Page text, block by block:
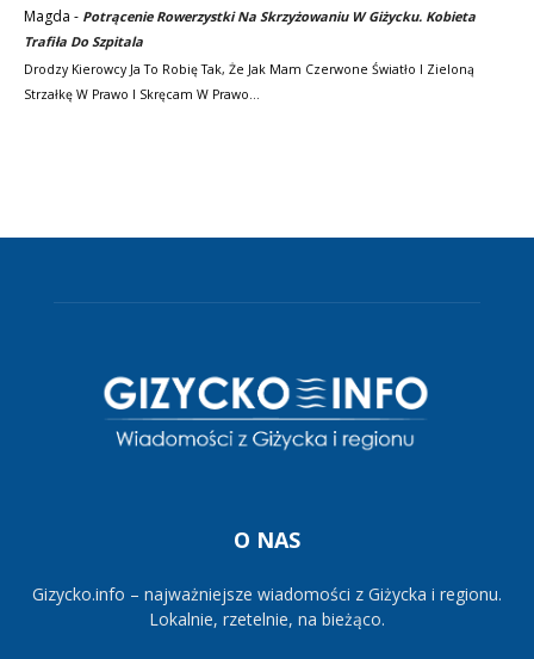
Magda - Potrącenie Rowerzystki Na Skrzyżowaniu W Giżycku. Kobieta
Trafiła Do Szpitala
Drodzy Kierowcy Ja To Robię Tak, Że Jak Mam Czerwone Światło I Zieloną
Strzałkę W Prawo I Skręcam W Prawo…
O NAS
Gizycko.info – najważniejsze wiadomości z Giżycka i regionu.
Lokalnie, rzetelnie, na bieżąco.